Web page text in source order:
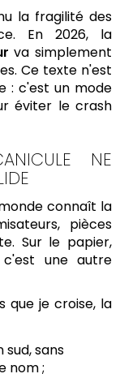
la fragilité des
En 2026, la
va simplement
Ce texte n'est
: c'est un mode
éviter le crash
NE
connaît la
pièces
Sur le papier,
une autre
que je croise, la
sans
nom ;